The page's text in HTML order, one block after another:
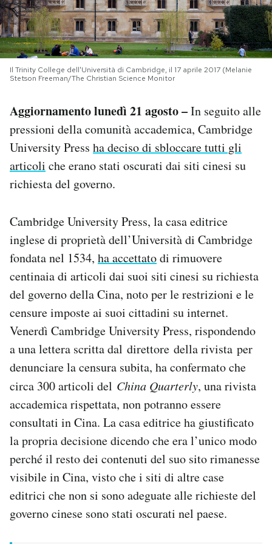
NEWSLETTER
I MIEI PREFERITI
CALENDARIO
AREA PERSONALE
Area Personale
Notifiche mobile
Regala il Post
Hai bisogno di aiuto?
Esci
Il Trinity College dell'Università di Cambridge, il 17 aprile 2017 (Melanie
Stetson Freeman/The Christian Science Monitor
Aggiornamento lunedì 21 agosto –In seguito alle
pressioni della comunità accademica, Cambridge
University Press ha deciso di sbloccare tutti gli
articoli che erano stati oscurati dai siti cinesi su
richiesta del governo.
Cambridge University Press, la casa editrice
inglese di proprietà dell’Università di Cambridge
fondata nel 1534, ha accettatodi rimuovere
centinaia di articoli dai suoi siti cinesi su richiesta
del governo della Cina, noto per le restrizioni e le
censure imposte ai suoi cittadini su internet.
Venerdì Cambridge University Press, rispondendo
a una lettera scritta dal direttore della rivista per
denunciare la censura subita, ha confermato che
circa 300 articoli del China Quarterly, una rivista
accademica rispettata, non potranno essere
consultati in Cina. La casa editrice ha giustificato
la propria decisione dicendo che era l’unico modo
perché il resto dei contenuti del suo sito rimanesse
visibile in Cina, visto che i siti di altre case
editrici che non si sono adeguate alle richieste del
governo cinese sono stati oscurati nel paese.